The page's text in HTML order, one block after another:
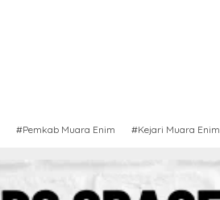
#Pemkab Muara Enim #Kejari Muara Enim